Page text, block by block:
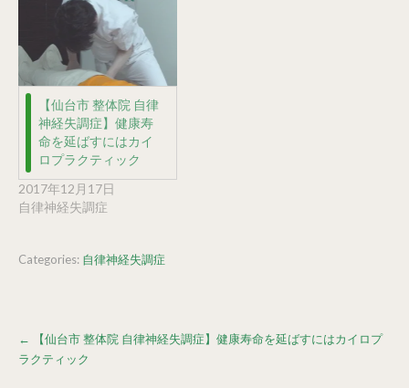
【仙台市 整体院 自律
神経失調症】健康寿
命を延ばすにはカイ
ロプラクティック
2017年12月17日
自律神経失調症
Categories: 自律神経失調症
Post
navigation
←
【仙台市 整体院 自律神経失調症】健康寿命を延ばすにはカイロプ
ラクティック